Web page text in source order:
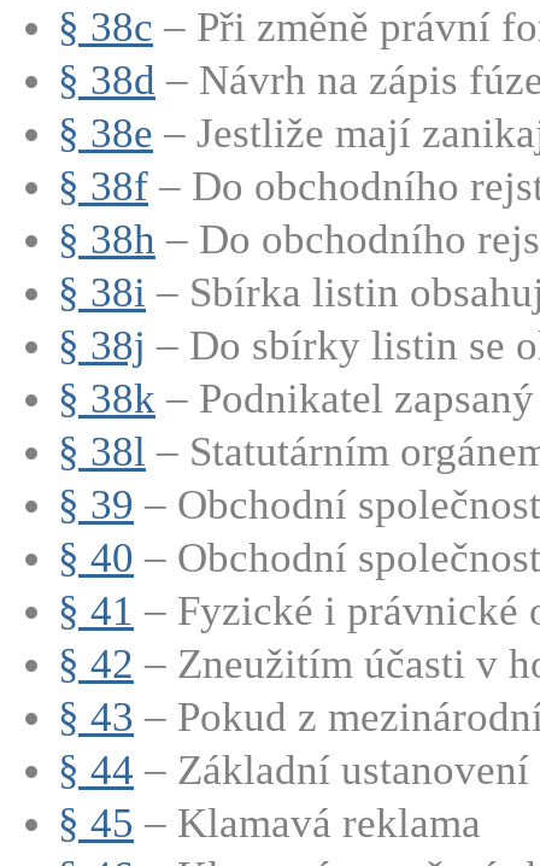
§ 38c – Při změně právní
§ 38d – Návrh na zápis
§ 38e – Jestliže mají
§ 38f – Do obchodního
§ 38h – Do obchodního
§ 38i – Sbírka listin
§ 38j – Do sbírky listin se
§ 38k – Podnikatel
§ 38l – Statutárním
§ 39 – Obchodní
§ 40 – Obchodní
§ 41 – Fyzické i právnické
§ 42 – Zneužitím účasti v
§ 43 – Pokud z
§ 44 – Základní ustanovení
§ 45 – Klamavá reklama